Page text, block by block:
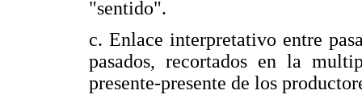
"sentido".
c. Enlace interpretativo entre
pasados, recortados en la
presente-presente de los